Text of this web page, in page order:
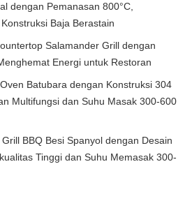
dengan Pemanasan 800°C,
Baja Berastain
Salamander Grill dengan
Energi untuk Restoran
Batubara dengan Konstruksi 304
Multifungsi dan Suhu Masak 300-600
BBQ Besi Spanyol dengan Desain
Tinggi dan Suhu Memasak 300-